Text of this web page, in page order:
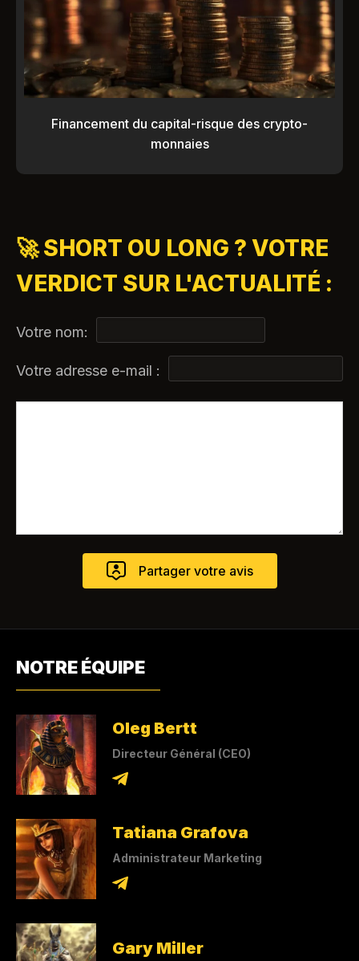
Financement du capital-risque des crypto-
monnaies
🚀 SHORT OU LONG ? VOTRE
VERDICT SUR L'ACTUALITÉ :
Votre nom:
Votre adresse e-mail :
NOTRE ÉQUIPE
Oleg Bertt
Directeur Général (CEO)
Tatiana Grafova
Administrateur Marketing
Gary Miller